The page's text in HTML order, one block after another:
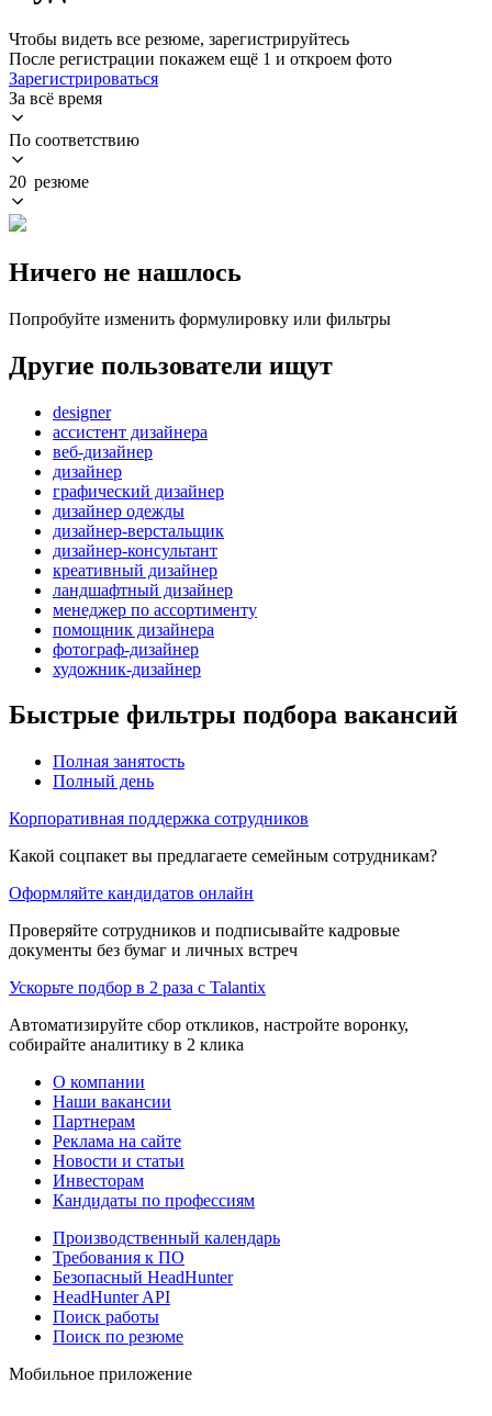
Чтобы видеть все резюме, зарегистрируйтесь
После регистрации покажем ещё 1 и откроем фото
Зарегистрироваться
За всё время
По соответствию
20 резюме
Ничего не нашлось
Попробуйте изменить формулировку или фильтры
Другие пользователи ищут
designer
ассистент дизайнера
веб-дизайнер
дизайнер
графический дизайнер
дизайнер одежды
дизайнер-верстальщик
дизайнер-консультант
креативный дизайнер
ландшафтный дизайнер
менеджер по ассортименту
помощник дизайнера
фотограф-дизайнер
художник-дизайнер
Быстрые фильтры подбора вакансий
Полная занятость
Полный день
Корпоративная поддержка сотрудников
Какой соцпакет вы предлагаете семейным сотрудникам?
Оформляйте кандидатов онлайн
Проверяйте сотрудников и подписывайте кадровые
документы без бумаг и личных встреч
Ускорьте подбор в 2 раза с Talantix
Автоматизируйте сбор откликов, настройте воронку,
собирайте аналитику в 2 клика
О компании
Наши вакансии
Партнерам
Реклама на сайте
Новости и статьи
Инвесторам
Кандидаты по профессиям
Производственный календарь
Требования к ПО
Безопасный HeadHunter
HeadHunter API
Поиск работы
Поиск по резюме
Мобильное приложение